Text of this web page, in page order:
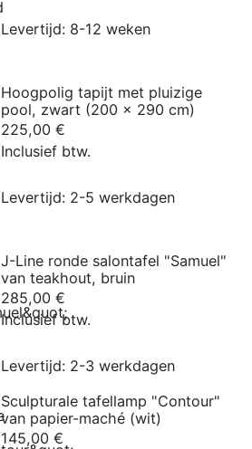
was:
Levertijd: 8-12 weken
Hoogpolig tapijt met pluizige
pool, zwart (200 x 290 cm)
225,00€
Inclusief btw.
Levertijd: 2-5 werkdagen
J-Line ronde salontafel "Samuel"
van teakhout, bruin
285,00€
Inclusief btw.
Levertijd: 2-3 werkdagen
Sculpturale tafellamp "Contour"
van papier-maché (wit)
145,00€